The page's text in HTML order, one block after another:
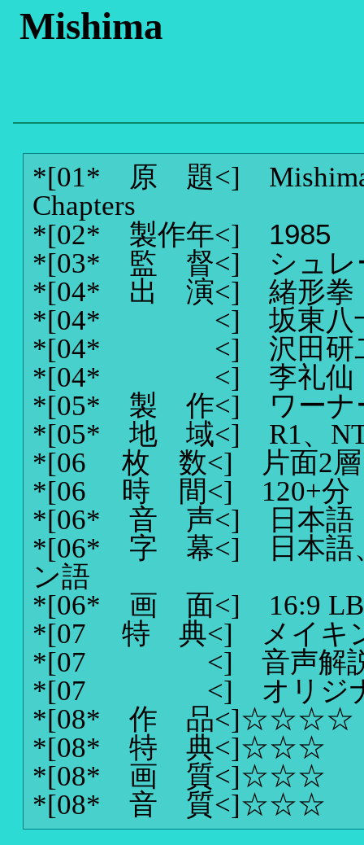
Mishima
*[01* 原 題<]
Chapters
*[02* 製作年<] 1985
*[03* 監 督<]
シュ
*[04* 出 演<]緒形拳
*[04* <]坂東八
*[04* <]沢田研
*[04* <] 李礼仙
*[05* 製 作<]
ワーナ
*[05* 地 域<] R1、
*[06 枚 数<]
片面2
*[06 時 間<] 120+分
*[06* 音 声<]
日本
*[06* 字 幕<]
日本
ン語
*[06* 画 面<] 16:9
*[07 特 典<]
メイキ
*[07 <]音声解
*[07 <] オリジ
*[08* 作 品<]☆☆☆☆
*[08* 特 典<]☆☆☆
*[08* 画 質<]☆☆☆
*[08* 音 質<]☆☆☆